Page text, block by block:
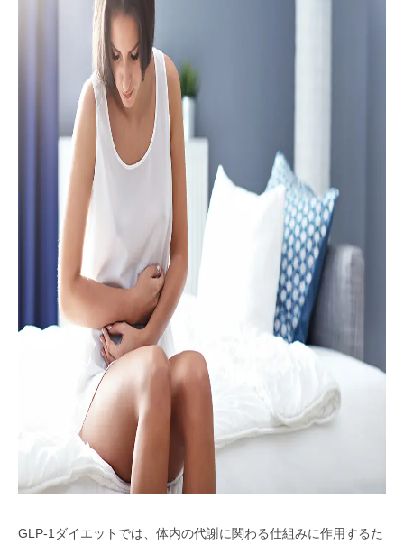
GLP-1ダイエットでは、体内の代謝に関わる仕組みに作用するた